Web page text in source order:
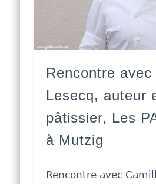
Rencontre avec
Lesecq, auteur
pâtissier, Les
à Mutzig
Rencontre avec